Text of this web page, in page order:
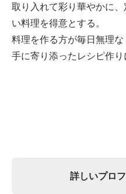
取り入れて彩り華やかに
い料理を得意とする。
料理を作る方が毎日無理
手に寄り添ったレシピ作り
詳しいプロ